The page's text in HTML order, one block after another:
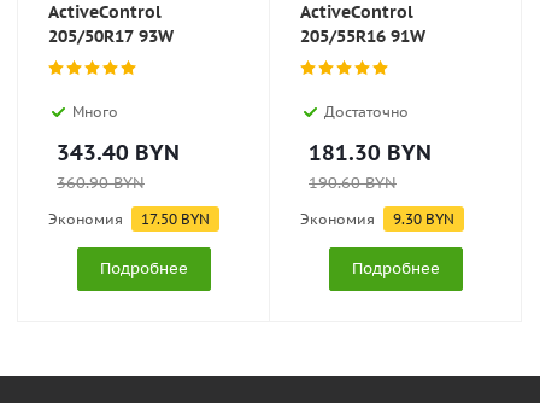
ActiveControl
205/50R17 93W
Много
343.40 BYN
360.90BYN
Экономия 17.50 BYN
Подробнее
ActiveControl
205/55R16 91W
Достаточно
181.30 BYN
190.60BYN
Экономия 9.30 BYN
Подробнее